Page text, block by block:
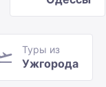
Туры из
Ужгорода